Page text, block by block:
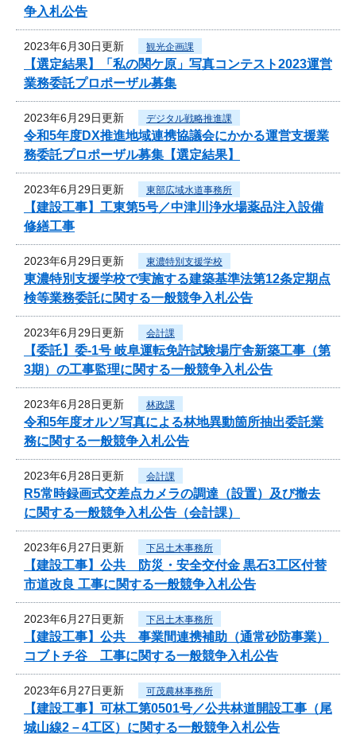
争入札公告
2023年6月30日更新 観光企画課
【選定結果】「私の関ケ原」写真コンテスト2023運営
業務委託プロポーザル募集
2023年6月29日更新 デジタル戦略推進課
令和5年度DX推進地域連携協議会にかかる運営支援業
務委託プロポーザル募集【選定結果】
2023年6月29日更新 東部広域水道事務所
【建設工事】工東第5号／中津川浄水場薬品注入設備
修繕工事
2023年6月29日更新 東濃特別支援学校
東濃特別支援学校で実施する建築基準法第12条定期点
検等業務委託に関する一般競争入札公告
2023年6月29日更新 会計課
【委託】委-1号 岐阜運転免許試験場庁舎新築工事（第
3期）の工事監理に関する一般競争入札公告
2023年6月28日更新 林政課
令和5年度オルソ写真による林地異動箇所抽出委託業
務に関する一般競争入札公告
2023年6月28日更新 会計課
R5常時録画式交差点カメラの調達（設置）及び撤去
に関する一般競争入札公告（会計課）
2023年6月27日更新 下呂土木事務所
【建設工事】公共 防災・安全交付金 黒石3工区付替
市道改良 工事に関する一般競争入札公告
2023年6月27日更新 下呂土木事務所
【建設工事】公共 事業間連携補助（通常砂防事業）
コブトチ谷 工事に関する一般競争入札公告
2023年6月27日更新 可茂農林事務所
【建設工事】可林工第0501号／公共林道開設工事（尾
城山線2－4工区）に関する一般競争入札公告